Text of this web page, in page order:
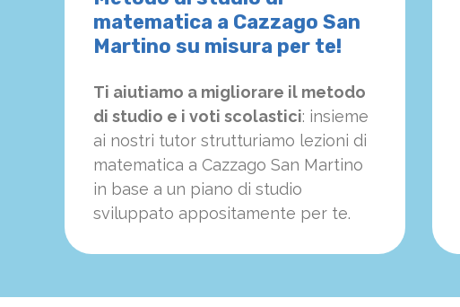
matematica a Cazzago San
Martino su misura per te!
Ti aiutiamo a migliorare il metodo
di studio e i voti scolastici: insieme
ai nostri tutor strutturiamo lezioni di
matematica a Cazzago San Martino
in base a un piano di studio
sviluppato appositamente per te.